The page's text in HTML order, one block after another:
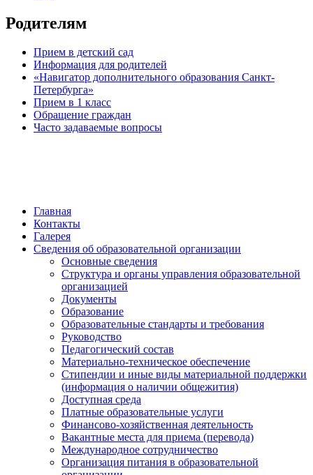
Родителям
Прием в детский сад
Информация для родителей
«Навигатор дополнительного образования Санкт-
Петербурга»
Прием в 1 класс
Обращение граждан
Часто задаваемые вопросы
Главная
Контакты
Галерея
Сведения об образовательной организации
Основные сведения
Структура и органы управления образовательной
организацией
Документы
Образование
Образовательные стандарты и требования
Руководство
Педагогический состав
Материально-техническое обеспечение
Стипендии и иные виды материальной поддержки
(информация о наличии общежития)
Доступная среда
Платные образовательные услуги
Финансово-хозяйственная деятельность
Вакантные места для приема (перевода)
Международное сотрудничество
Организация питания в образовательной